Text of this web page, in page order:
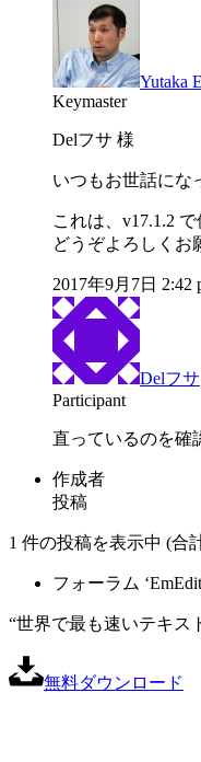
Yutaka
Keymaster
Delフサ 様
いつもお世話にな
これは、v17.1.2 で
どうぞよろしくお
2017年9月7日 2:42
Delフサ
Participant
直っているのを確
作成者
投稿
1 件の投稿を表示中 (合
フォーラム
“世界で最も速いテキス
無料ダウンロード